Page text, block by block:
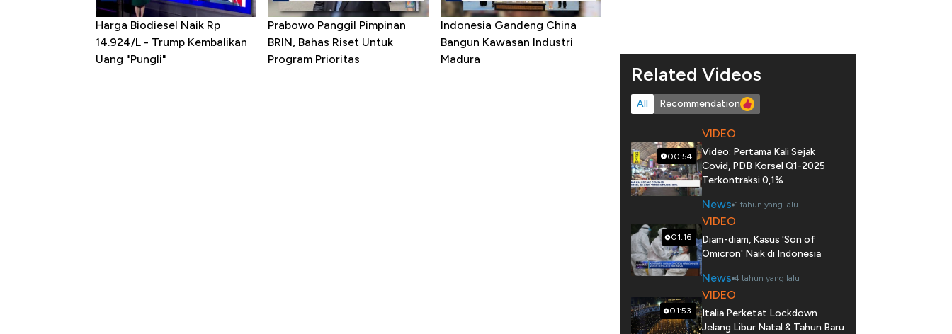
Harga Biodiesel Naik Rp
14.924/L - Trump Kembalikan
Uang "Pungli"
Prabowo Panggil Pimpinan
BRIN, Bahas Riset Untuk
Program Prioritas
Indonesia Gandeng China
Bangun Kawasan Industri
Madura
Related Videos
All Recommendation
00:54
VIDEO
Video: Pertama Kali Sejak
Covid, PDB Korsel Q1-2025
Terkontraksi 0,1%
News 1 tahun yang lalu
01:16
VIDEO
Diam-diam, Kasus 'Son of
Omicron' Naik di Indonesia
News 4 tahun yang lalu
01:53
VIDEO
Italia Perketat Lockdown
Jelang Libur Natal & Tahun Baru